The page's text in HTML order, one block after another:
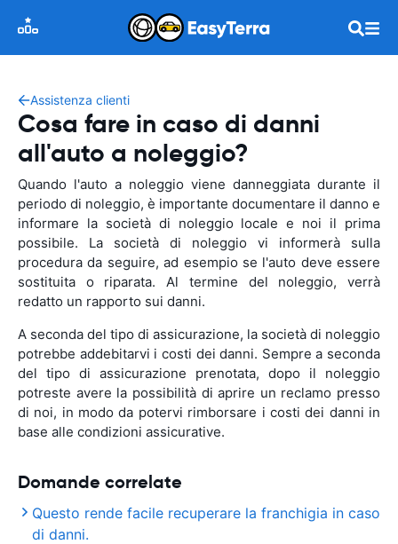
Assistenza clienti
Cosa fare in caso di danni
all'auto a noleggio?
Quando l'auto a noleggio viene danneggiata durante il
periodo di noleggio, è importante documentare il danno e
informare la società di noleggio locale e noi il prima
possibile. La società di noleggio vi informerà sulla
procedura da seguire, ad esempio se l'auto deve essere
sostituita o riparata. Al termine del noleggio, verrà
redatto un rapporto sui danni.
A seconda del tipo di assicurazione, la società di noleggio
potrebbe addebitarvi i costi dei danni. Sempre a seconda
del tipo di assicurazione prenotata, dopo il noleggio
potreste avere la possibilità di aprire un reclamo presso
di noi, in modo da potervi rimborsare i costi dei danni in
base alle condizioni assicurative.
Domande correlate
Questo rende facile recuperare la franchigia in caso
di danni.